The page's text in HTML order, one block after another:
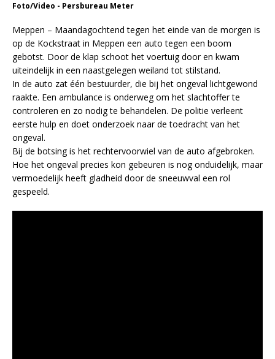
Foto/Video - Persbureau Meter
Meppen – Maandagochtend tegen het einde van de morgen is
op de Kockstraat in Meppen een auto tegen een boom
gebotst. Door de klap schoot het voertuig door en kwam
uiteindelijk in een naastgelegen weiland tot stilstand.
In de auto zat één bestuurder, die bij het ongeval lichtgewond
raakte. Een ambulance is onderweg om het slachtoffer te
controleren en zo nodig te behandelen. De politie verleent
eerste hulp en doet onderzoek naar de toedracht van het
ongeval.
Bij de botsing is het rechtervoorwiel van de auto afgebroken.
Hoe het ongeval precies kon gebeuren is nog onduidelijk, maar
vermoedelijk heeft gladheid door de sneeuwval een rol
gespeeld.